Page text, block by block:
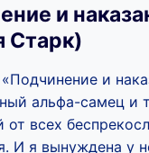
и
Старк)
и
альфа-самец и
всех
И я вынуждена у